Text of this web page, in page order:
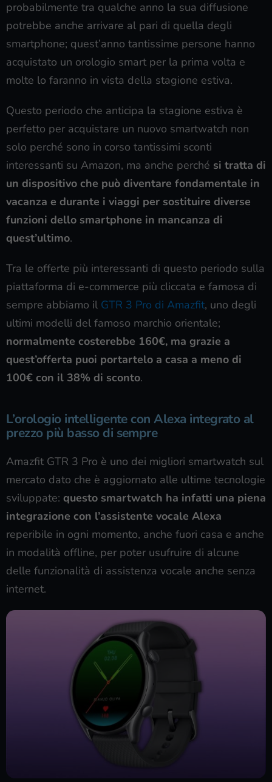
probabilmente tra qualche anno la sua diffusione
potrebbe anche arrivare al pari di quella degli
smartphone; quest’anno tantissime persone hanno
acquistato un orologio smart per la prima volta e
molte lo faranno in vista della stagione estiva.
Questo periodo che anticipa la stagione estiva è
perfetto per acquistare un nuovo smartwatch non
solo perché sono in corso tantissimi sconti
interessanti su Amazon, ma anche perché si tratta di
un dispositivo che può diventare fondamentale in
vacanza e durante i viaggi per sostituire diverse
funzioni dello smartphone in mancanza di
quest’ultimo.
Tra le offerte più interessanti di questo periodo sulla
piattaforma di e-commerce più cliccata e famosa di
sempre abbiamo il GTR 3 Pro di Amazfit, uno degli
ultimi modelli del famoso marchio orientale;
normalmente costerebbe 160€, ma grazie a
quest’offerta puoi portartelo a casa a meno di
100€ con il 38% di sconto.
L’orologio intelligente con Alexa integrato al
prezzo più basso di sempre
Amazfit GTR 3 Pro è uno dei migliori smartwatch sul
mercato dato che è aggiornato alle ultime tecnologie
sviluppate: questo smartwatch ha infatti una piena
integrazione con l’assistente vocale Alexa
reperibile in ogni momento, anche fuori casa e anche
in modalità offline, per poter usufruire di alcune
delle funzionalità di assistenza vocale anche senza
internet.